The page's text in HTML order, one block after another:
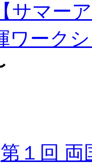
【サマー
ワーク
第１回 両